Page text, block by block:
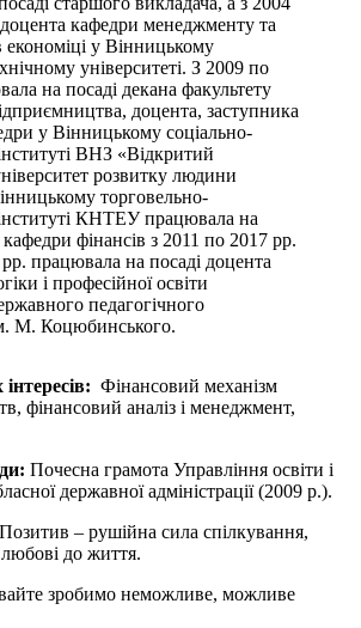
кафедри менеджменту та
у Вінницькому
університеті. З 2009 по
на посаді декана факультету
доцента, заступника
у Вінницькому соціально-
ВНЗ «Відкритий
розвитку людини
торговельно-
КНТЕУ працювала на
фінансів з 2011 по 2017 рр.
працювала на посаді доцента
і професійної освіти
педагогічного
М. Коцюбинського.
Фінансовий механізм
фінансовий аналіз і менеджмент,
Почесна грамота Управління освіти і
державної адміністрації (2009 р.).
Позитив – рушійна сила спілкування,
до життя.
зробимо неможливе, можливе